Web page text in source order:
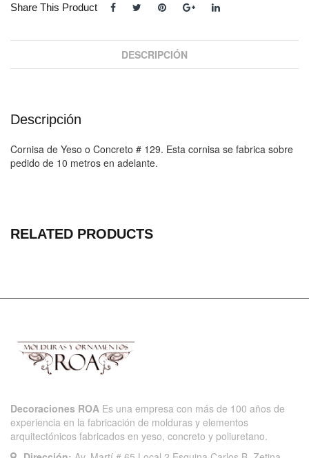
Share This Product
DESCRIPCIÓN
Descripción
Cornisa de Yeso o Concreto # 129. Esta cornisa se fabrica sobre
pedido de 10 metros en adelante.
RELATED PRODUCTS
Decoraciones ROA Es una empresa con más de 100 años de
experiencia en la fabricación de molduras y elementos
arquitectónicos fabricados en yeso, concreto y poliuretano.